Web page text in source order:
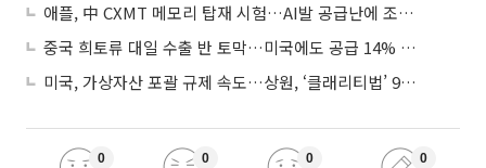
애플, 中 CXMT 메모리 탑재 시험…AI발 공급난에 조달처 다변화
중국 희토류 대일 수출 반 토막…미국에도 공급 14% 줄여
미국, 가상자산 포괄 규제 속도…상원, ‘클래리티법’ 9월 절차투표 추진
0 0 0 0